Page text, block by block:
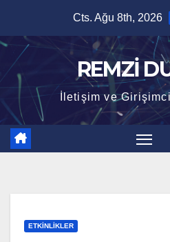
content
Cts. Ağu 8th, 2026
REMZİ
İletişim ve
ETKINLIKLER